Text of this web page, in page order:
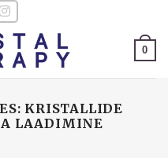
0
KRISTALLIDE
LAADIMINE